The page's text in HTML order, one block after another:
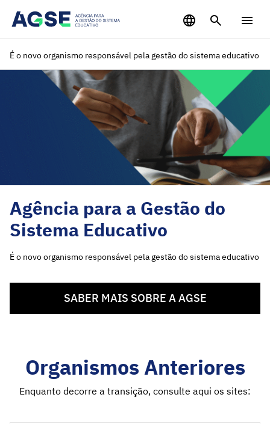
É o novo organismo responsável pela gestão do sistema educativo
Agência para a Gestão do
Sistema Educativo
É o novo organismo responsável pela gestão do sistema educativo
SABER MAIS SOBRE A AGSE
Organismos Anteriores
Enquanto decorre a transição, consulte aqui os sites: